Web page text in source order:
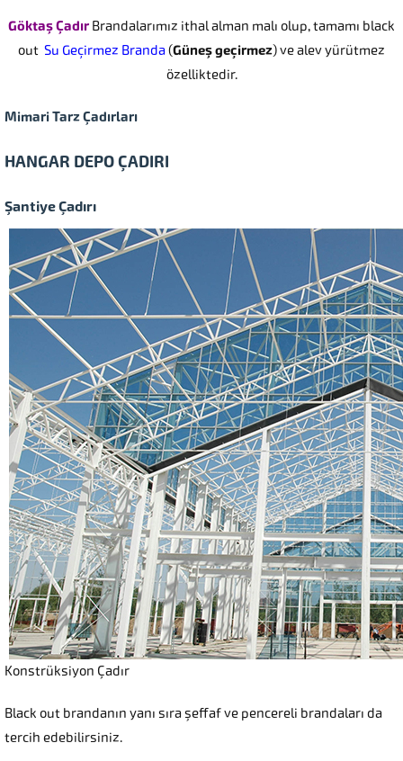
Göktaş Çadır Brandalarımız ithal alman malı olup, tamamı black
out Su Geçirmez Branda(Güneş geçirmez) ve alev yürütmez
özelliktedir.
Mimari Tarz Çadırları
HANGAR DEPO ÇADIRI
Şantiye Çadırı
Konstrüksiyon Çadır
Black out brandanın yanı sıra şeffaf ve pencereli brandaları da
tercih edebilirsiniz.